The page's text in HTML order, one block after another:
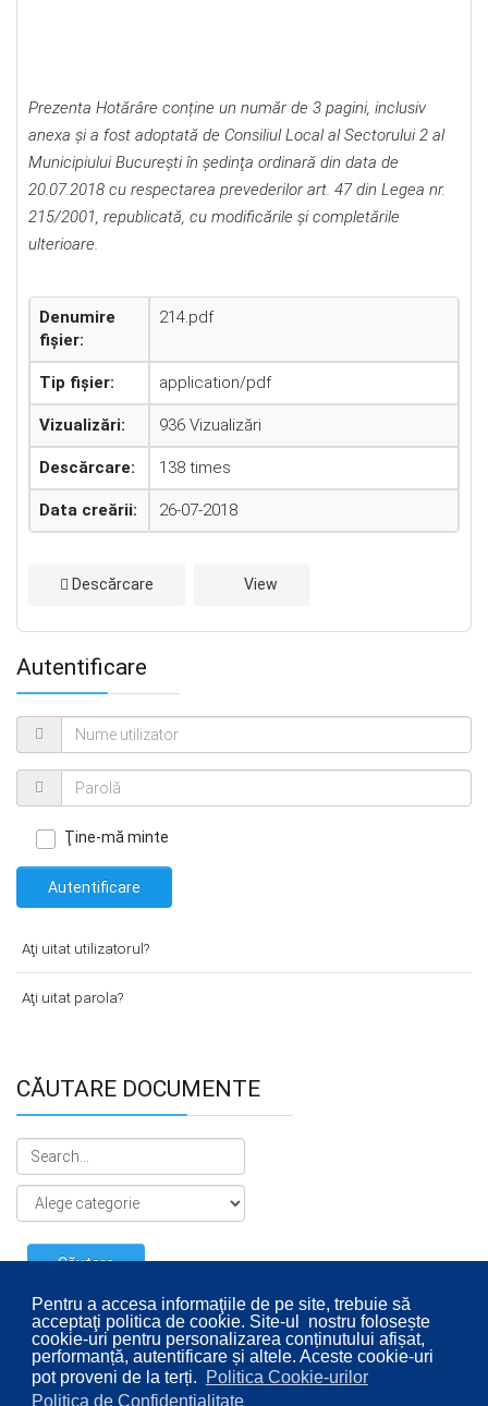
Pentru a accesa informaţiile de pe site, trebuie să
acceptaţi politica de cookie. Site-ul nostru folosește
cookie-uri pentru personalizarea conținutului afișat,
performanță, autentificare și altele. Aceste cookie-uri
pot proveni de la terți.
Politica Cookie-urilor
Politica de Confidențialitate
Prezenta Hotărâre conține un număr de 3 pagini, inclusiv
anexa și a fost adoptată de Consiliul Local al Sectorului 2 al
Municipiului Bucureşti în şedinţa ordinară din data de
20.07.2018 cu respectarea prevederilor art. 47 din Legea nr.
215/2001, republicată, cu modificările şi completările
ulterioare.
Denumire
fișier:
214.pdf
Tip fișier: application/pdf
Vizualizări: 936 Vizualizări
Descărcare: 138 times
Data creării: 26-07-2018
Descărcare View
Autentificare
Ţine-mă minte
Autentificare
Aţi uitat utilizatorul?
Aţi uitat parola?
CĂUTARE DOCUMENTE